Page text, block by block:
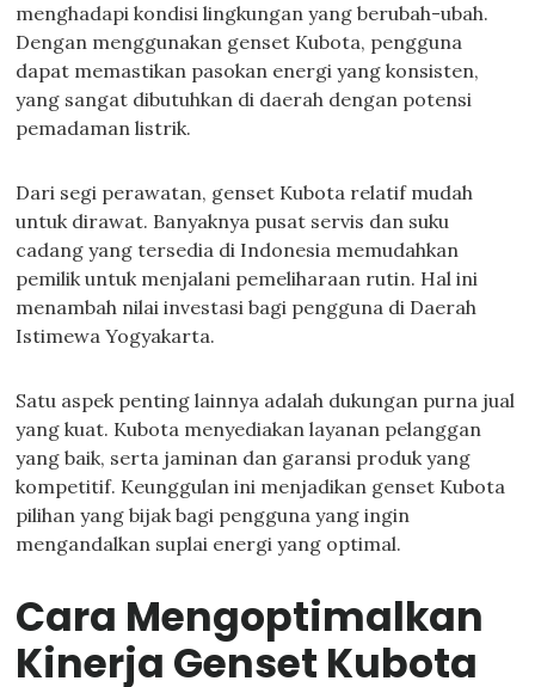
menghadapi kondisi lingkungan yang berubah-ubah.
Dengan menggunakan genset Kubota, pengguna
dapat memastikan pasokan energi yang konsisten,
yang sangat dibutuhkan di daerah dengan potensi
pemadaman listrik.
Dari segi perawatan, genset Kubota relatif mudah
untuk dirawat. Banyaknya pusat servis dan suku
cadang yang tersedia di Indonesia memudahkan
pemilik untuk menjalani pemeliharaan rutin. Hal ini
menambah nilai investasi bagi pengguna di Daerah
Istimewa Yogyakarta.
Satu aspek penting lainnya adalah dukungan purna jual
yang kuat. Kubota menyediakan layanan pelanggan
yang baik, serta jaminan dan garansi produk yang
kompetitif. Keunggulan ini menjadikan genset Kubota
pilihan yang bijak bagi pengguna yang ingin
mengandalkan suplai energi yang optimal.
Cara Mengoptimalkan
Kinerja Genset Kubota